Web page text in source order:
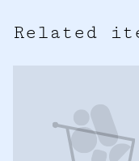
Related